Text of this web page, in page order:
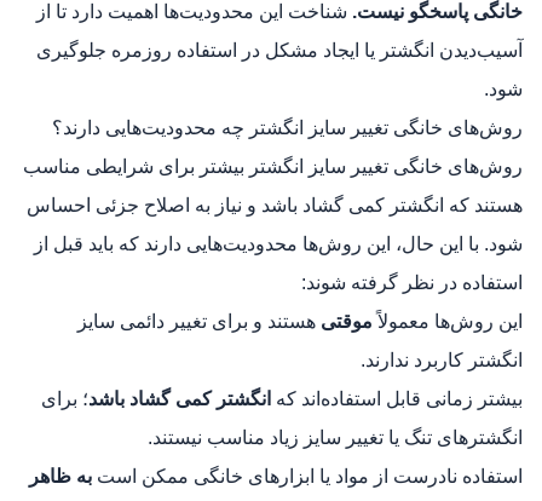
خانگی پاسخگو نیست. شناخت این محدودیت‌ها اهمیت دارد تا از
آسیب‌دیدن انگشتر یا ایجاد مشکل در استفاده روزمره جلوگیری
شود.
روش‌های خانگی تغییر سایز انگشتر چه محدودیت‌هایی دارند؟
روش‌های خانگی تغییر سایز انگشتر بیشتر برای شرایطی مناسب
هستند که انگشتر کمی گشاد باشد و نیاز به اصلاح جزئی احساس
شود. با این حال، این روش‌ها محدودیت‌هایی دارند که باید قبل از
استفاده در نظر گرفته شوند:
این روش‌ها معمولاًموقتی هستند و برای تغییر دائمی سایز
انگشتر کاربرد ندارند.
بیشتر زمانی قابل استفاده‌اند که انگشتر کمی گشاد باشد؛ برای
انگشترهای تنگ یا تغییر سایز زیاد مناسب نیستند.
استفاده نادرست از مواد یا ابزارهای خانگی ممکن است به ظاهر